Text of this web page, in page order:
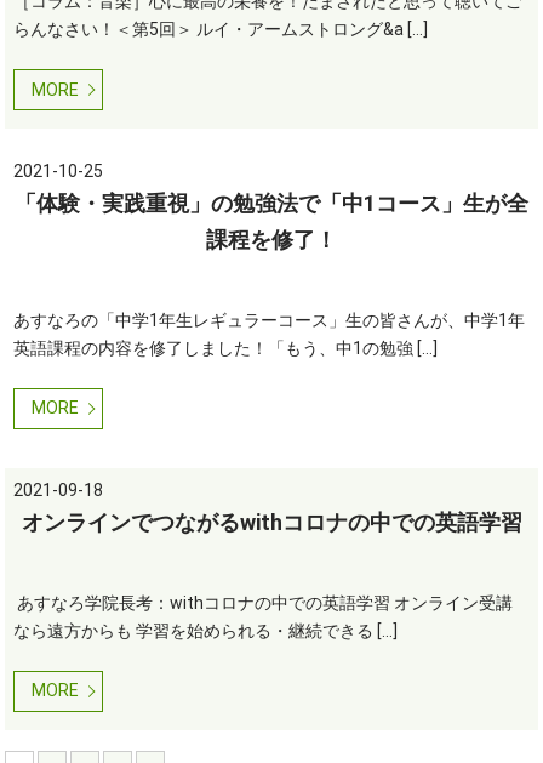
らんなさい！＜第5回＞ ルイ・アームストロング&a […]
MORE
2021-10-25
「体験・実践重視」の勉強法で「中1コース」生が全
課程を修了！
あすなろの「中学1年生レギュラーコース」生の皆さんが、中学1年
英語課程の内容を修了しました！「もう、中1の勉強 […]
MORE
2021-09-18
オンラインでつながるwithコロナの中での英語学習
あすなろ学院長考：withコロナの中での英語学習 オンライン受講
なら遠方からも 学習を始められる・継続できる […]
MORE